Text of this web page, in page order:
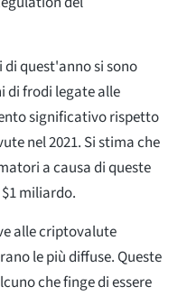
di quest'anno si sono
di frodi legate alle
significativo rispetto
nel 2021. Si stima che
a causa di queste
miliardo.
alle criptovalute
le più diffuse. Queste
che finge di essere